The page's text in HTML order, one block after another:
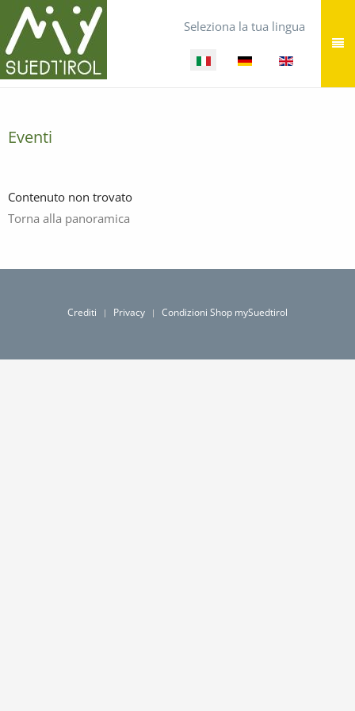
Seleziona la tua lingua
Eventi
Contenuto non trovato
Torna alla panoramica
Crediti Privacy Condizioni Shop mySuedtirol